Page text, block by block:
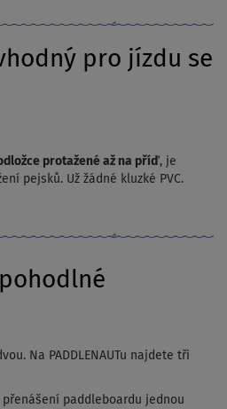
pro jízdu se
protažené až na příď, je
pejsků. Už žádné kluzké PVC.
Na PADDLENAUTu najdete tři
paddleboardu jednou